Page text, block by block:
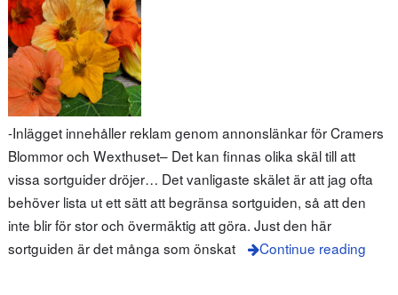
-Inlägget innehåller reklam genom annonslänkar för Cramers
Blommor och Wexthuset– Det kan finnas olika skäl till att
vissa sortguider dröjer… Det vanligaste skälet är att jag ofta
behöver lista ut ett sätt att begränsa sortguiden, så att den
inte blir för stor och övermäktig att göra. Just den här
sortguiden är det många som önskat
Continue reading